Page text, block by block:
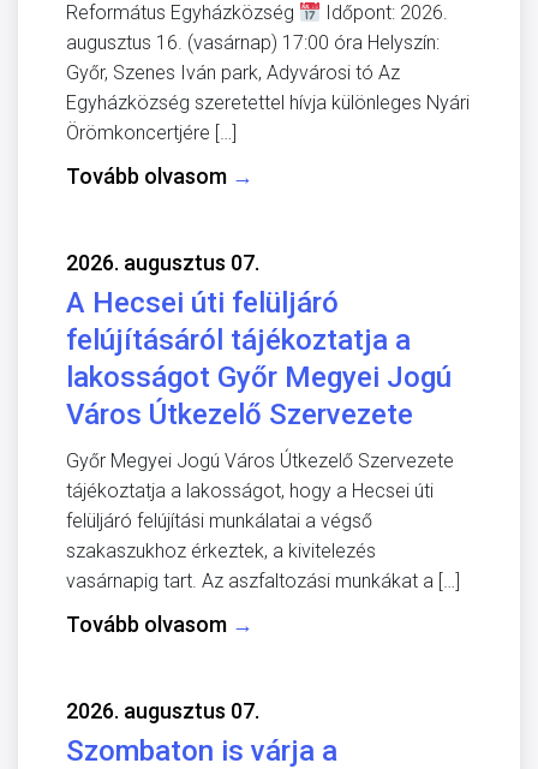
Református Egyházközség
Időpont: 2026.
augusztus 16. (vasárnap) 17:00 óra Helyszín:
Győr, Szenes Iván park, Adyvárosi tó Az
Egyházközség szeretettel hívja különleges Nyári
Örömkoncertjére […]
Tovább olvasom →
2026. augusztus 07.
A Hecsei úti felüljáró
felújításáról tájékoztatja a
lakosságot Győr Megyei Jogú
Város Útkezelő Szervezete
Győr Megyei Jogú Város Útkezelő Szervezete
tájékoztatja a lakosságot, hogy a Hecsei úti
felüljáró felújítási munkálatai a végső
szakaszukhoz érkeztek, a kivitelezés
vasárnapig tart. Az aszfaltozási munkákat a […]
Tovább olvasom →
2026. augusztus 07.
Szombaton is várja a